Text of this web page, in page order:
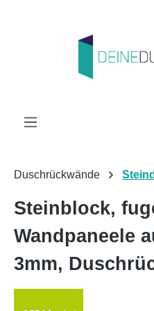
Duschrückwände
Steinblock,
Wandpaneele
3mm,